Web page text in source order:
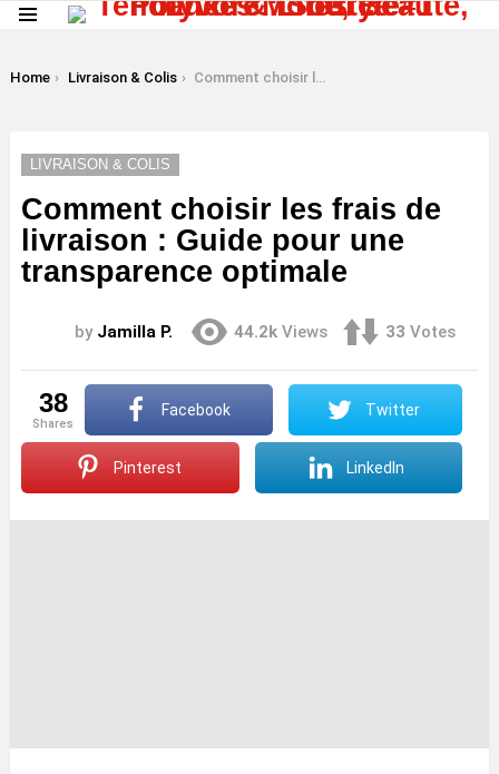
You are here:
Home Livraison & Colis Comment choisir les frais de livraison : Guide pour une transparence optimale
LIVRAISON & COLIS
Comment choisir les frais de
livraison : Guide pour une
transparence optimale
by Jamilla P. 44.2k Views 33 Votes
38
shares
Facebook Twitter
Pinterest LinkedIn